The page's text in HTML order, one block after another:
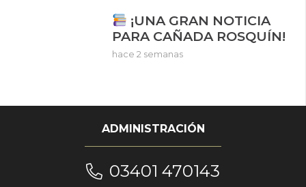
¡UNA GRAN NOTICIA
PARA CAÑADA ROSQUÍN!
hace 2 semanas
ADMINISTRACIÓN
03401 470143